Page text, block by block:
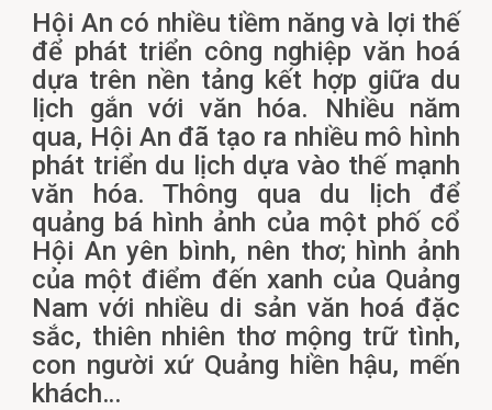
Hội An có nhiều tiềm năng và lợi thế
để phát triển công nghiệp văn hoá
dựa trên nền tảng kết hợp giữa du
lịch gắn với văn hóa. Nhiều năm
qua, Hội An đã tạo ra nhiều mô hình
phát triển du lịch dựa vào thế mạnh
văn hóa. Thông qua du lịch để
quảng bá hình ảnh của một phố cổ
Hội An yên bình, nên thơ; hình ảnh
của một điểm đến xanh của Quảng
Nam với nhiều di sản văn hoá đặc
sắc, thiên nhiên thơ mộng trữ tình,
con người xứ Quảng hiền hậu, mến
khách…